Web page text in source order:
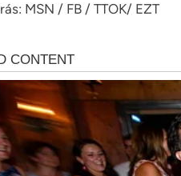
MSN / FB / TTOK/ EZT